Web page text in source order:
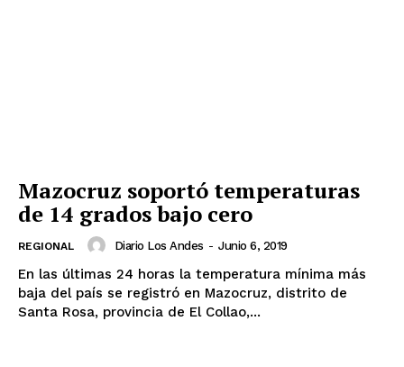
Mazocruz soportó temperaturas
de 14 grados bajo cero
REGIONAL Diario Los Andes - Junio 6, 2019
En las últimas 24 horas la temperatura mínima más
baja del país se registró en Mazocruz, distrito de
Santa Rosa, provincia de El Collao,...